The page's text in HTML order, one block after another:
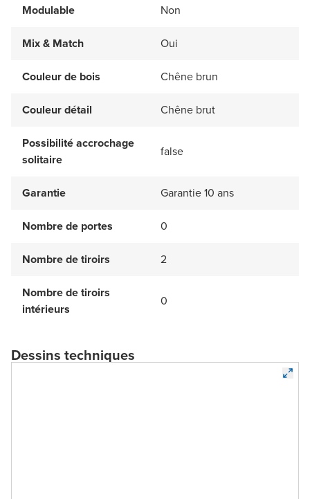
Modulable Non
Mix & Match Oui
Couleur de bois Chêne brun
Couleur détail Chêne brut
Possibilité accrochage
solitaire
false
Garantie Garantie 10 ans
Nombre de portes 0
Nombre de tiroirs 2
Nombre de tiroirs
intérieurs
0
Dessins techniques